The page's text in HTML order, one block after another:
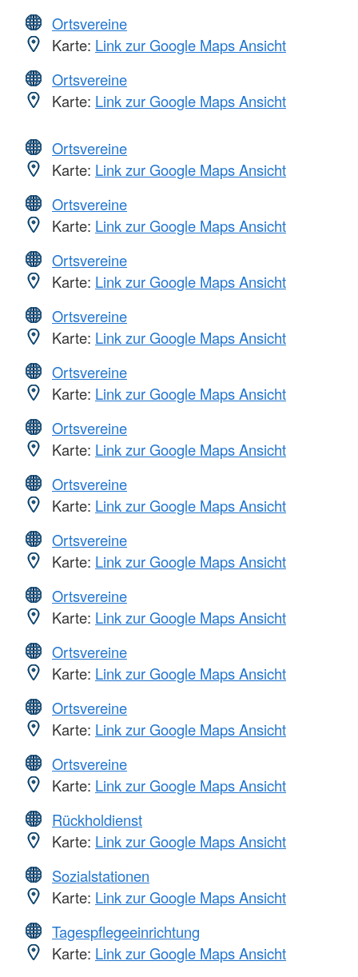
Ortsvereine
Karte: Link zur Google Maps Ansicht
Ortsvereine
Karte: Link zur Google Maps Ansicht
Ortsvereine
Karte: Link zur Google Maps Ansicht
Ortsvereine
Karte: Link zur Google Maps Ansicht
Ortsvereine
Karte: Link zur Google Maps Ansicht
Ortsvereine
Karte: Link zur Google Maps Ansicht
Ortsvereine
Karte: Link zur Google Maps Ansicht
Ortsvereine
Karte: Link zur Google Maps Ansicht
Ortsvereine
Karte: Link zur Google Maps Ansicht
Ortsvereine
Karte: Link zur Google Maps Ansicht
Ortsvereine
Karte: Link zur Google Maps Ansicht
Ortsvereine
Karte: Link zur Google Maps Ansicht
Ortsvereine
Karte: Link zur Google Maps Ansicht
Ortsvereine
Karte: Link zur Google Maps Ansicht
Rückholdienst
Karte: Link zur Google Maps Ansicht
Sozialstationen
Karte: Link zur Google Maps Ansicht
Tagespflegeeinrichtung
Karte: Link zur Google Maps Ansicht